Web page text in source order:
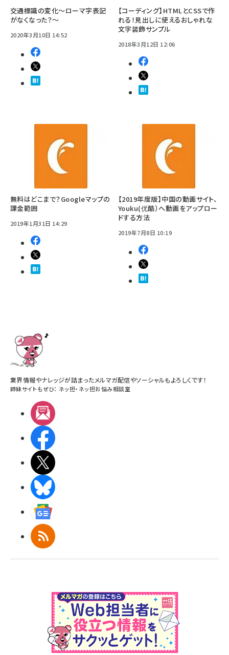
交通標識の変化～ローマ字表記
がなくなった？～
2020年3月10日 14:52
【コーディング】HTMLとCSSで作
れる！見出しに使えるおしゃれな
文字装飾サンプル
2018年3月12日 12:06
無料はどこまで？Googleマップの
課金範囲
2019年1月31日 14:29
【2019年度版】中国の動画サイト、
Youku(优酷）へ動画をアップロー
ドする方法
2019年7月8日 10:19
業界情報やナレッジが詰まったメルマガ配信やソーシャルもよろしくです！
姉妹サイトもぜひ： ネッ担・ ネッ担お悩み相談室
RSS